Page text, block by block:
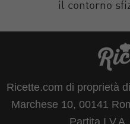
il contorno
Ricette.com di proprietà
Marchese 10, 00141